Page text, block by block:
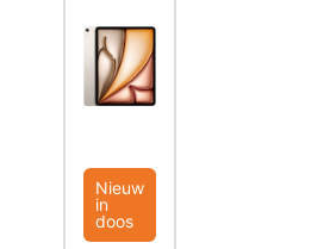
Nieuw
in
doos